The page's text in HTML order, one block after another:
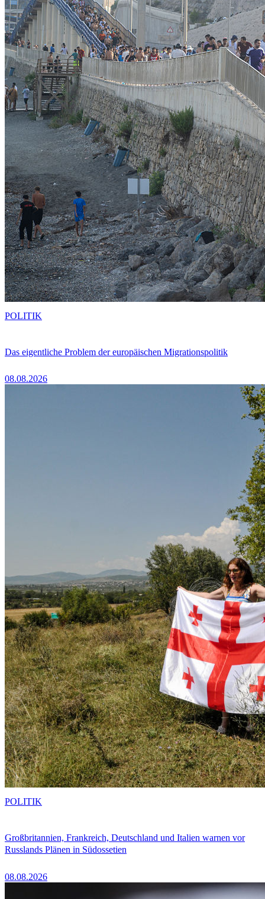
Das eigentliche Problem der europäischen Migrationspolitik
08.08.2026
POLITIK
Großbritannien, Frankreich, Deutschland und Italien warnen vor
Russlands Plänen in Südossetien
08.08.2026
POLITIK